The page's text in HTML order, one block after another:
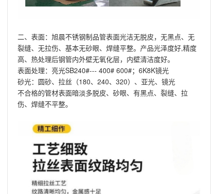
二、表面：旭晨不锈钢制品管表面光洁无脱皮，无黑点、无
裂缝、无拉伤、基本无砂眼、焊缝平整。产品光泽度好,精度
高、热处理后钢管内外壁无氧化层，内壁清洁度好。
表面处理：亮光SB240#--- 400# 600#；6K8K镜光
砂光：圆砂、拉丝（180、240、320）、亚光、镜光
不合格的管材表面暗淡多脱皮、砂眼、有黑点、裂缝、拉
伤、焊缝不平整。